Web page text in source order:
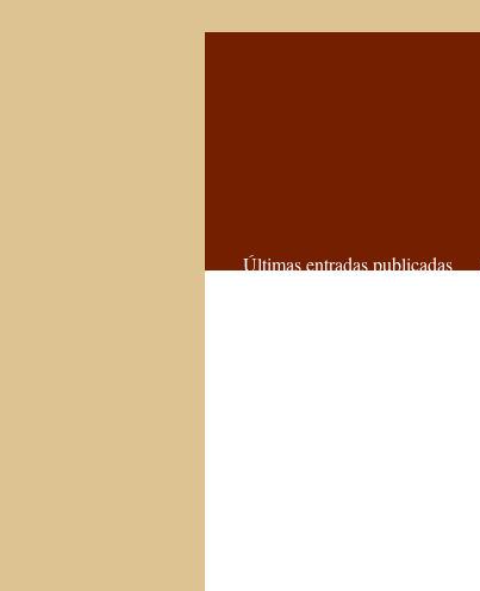
Últimas entradas publicadas